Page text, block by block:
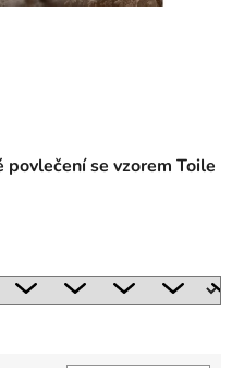
se vzorem Toile